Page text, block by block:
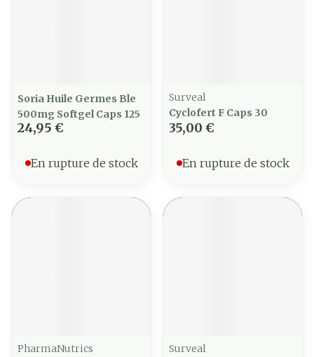
Soria Huile Germes Ble
500mg Softgel Caps 125
24,95 €
En rupture de stock
Surveal
Cyclofert F Caps 30
35,00 €
En rupture de stock
PharmaNutrics
Surveal